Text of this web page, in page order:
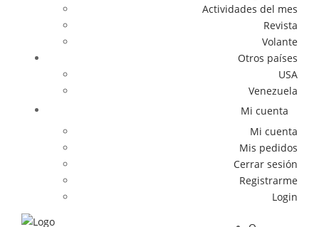
Actividades del mes
Revista
Volante
Otros países
USA
Venezuela
Mi cuenta
Mi cuenta
Mis pedidos
Cerrar sesión
Registrarme
Login